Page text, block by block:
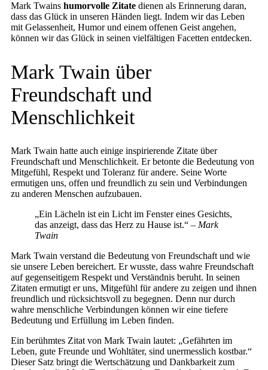
Mark Twains humorvolle Zitate dienen als Erinnerung daran,
dass das Glück in unseren Händen liegt. Indem wir das Leben
mit Gelassenheit, Humor und einem offenen Geist angehen,
können wir das Glück in seinen vielfältigen Facetten entdecken.
Mark Twain über
Freundschaft und
Menschlichkeit
Mark Twain hatte auch einige inspirierende Zitate über
Freundschaft und Menschlichkeit. Er betonte die Bedeutung von
Mitgefühl, Respekt und Toleranz für andere. Seine Worte
ermutigen uns, offen und freundlich zu sein und Verbindungen
zu anderen Menschen aufzubauen.
„Ein Lächeln ist ein Licht im Fenster eines Gesichts,
das anzeigt, dass das Herz zu Hause ist.“ – Mark
Twain
Mark Twain verstand die Bedeutung von Freundschaft und wie
sie unsere Leben bereichert. Er wusste, dass wahre Freundschaft
auf gegenseitigem Respekt und Verständnis beruht. In seinen
Zitaten ermutigt er uns, Mitgefühl für andere zu zeigen und ihnen
freundlich und rücksichtsvoll zu begegnen. Denn nur durch
wahre menschliche Verbindungen können wir eine tiefere
Bedeutung und Erfüllung im Leben finden.
Ein berühmtes Zitat von Mark Twain lautet: „Gefährten im
Leben, gute Freunde und Wohltäter, sind unermesslich kostbar.“
Dieser Satz bringt die Wertschätzung und Dankbarkeit zum